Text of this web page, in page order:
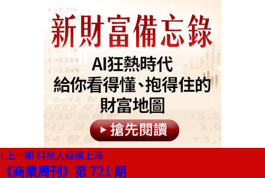
上一期 科技人縱橫上海
《商業周刊》第 721 期